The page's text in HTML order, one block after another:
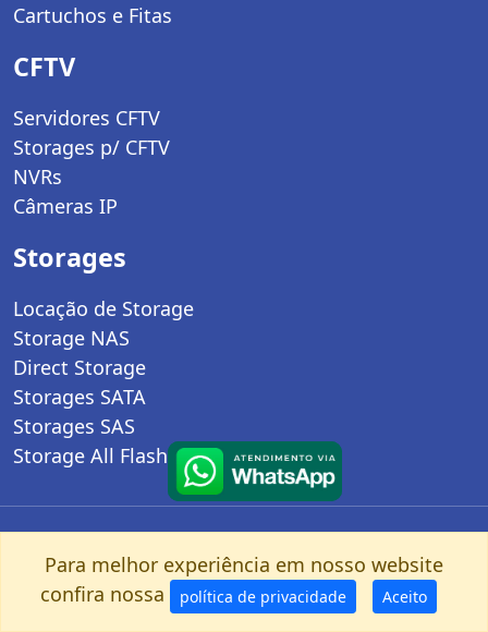
Cartuchos e Fitas
CFTV
Servidores CFTV
Storages p/ CFTV
NVRs
Câmeras IP
Storages
Locação de Storage
Storage NAS
Direct Storage
Storages SATA
Storages SAS
Storage All Flash
Importantes
Termos de Busca
Para melhor experiência em nosso website
confira nossa
política de privacidade Aceito